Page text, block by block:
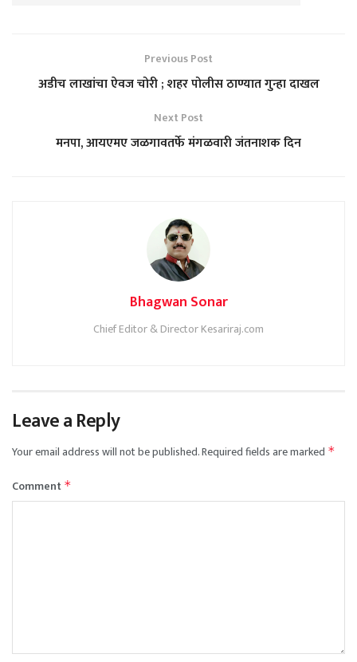
Previous Post
अडीच लाखांचा ऐवज चोरी ; शहर पोलीस ठाण्यात गुन्हा दाखल
Next Post
मनपा, आयएमए जळगावतर्फे मंगळवारी जंतनाशक दिन
Bhagwan Sonar
Chief Editor & Director Kesariraj.com
Leave a Reply
Your email address will not be published.Required fields are marked *
Comment *